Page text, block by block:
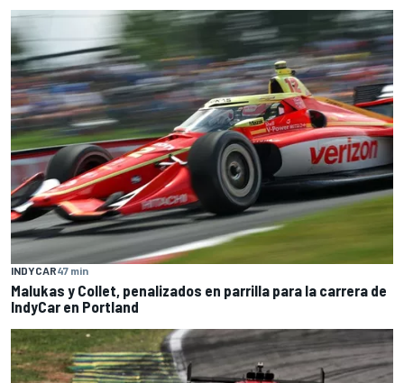
INDYCAR47 min
Malukas y Collet, penalizados en parrilla para la carrera de
IndyCar en Portland